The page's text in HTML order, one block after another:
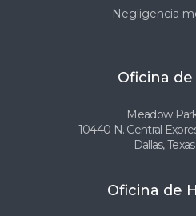
Negligencia
Oficina de
Meadow
10440 N. Central
Dallas,
Oficina de